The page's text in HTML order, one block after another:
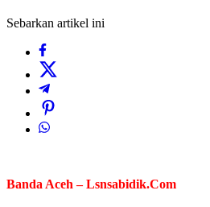
Sebarkan artikel ini
Banda Aceh – Lsnsabidik.Com